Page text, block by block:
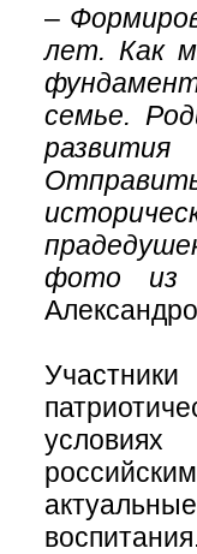
–
лет. Как
семье.
фото из